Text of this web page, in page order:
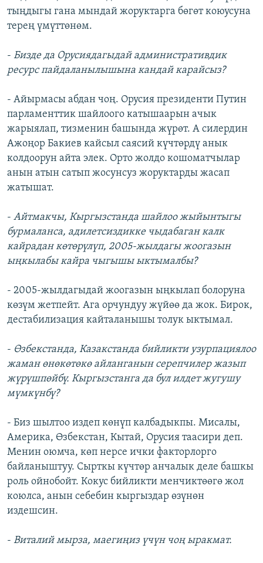
тыңдыгы гана мындай жоруктарга бөгөт коюусуна
терең үмүттөнөм.
- Бизде да Орусиядагыдай административдик
ресурс пайдаланылышына кандай карайсыз?
- Айырмасы абдан чоң. Орусия президенти Путин
парламенттик шайлоого катышаарын ачык
жарыялап, тизменин башында жүрөт. А силердин
Ажоңор Бакиев кайсыл саясий күчтөрдү анык
колдоорун айта элек. Орто жолдо кошоматчылар
анын атын сатып жосунсуз жоруктарды жасап
жатышат.
- Айтмакчы, Кыргызстанда шайлоо жыйынтыгы
бурмаланса, адилетсиздикке чыдабаган калк
кайрадан көтөрүлүп, 2005-жылдагы жоогазын
ыңкылабы кайра чыгышы ыктымалбы?
- 2005-жылдагыдай жоогазын ыңкылап болоруна
көзүм жетпейт. Ага орчундуу жүйөө да жок. Бирок,
дестабилизация кайталанышы толук ыктымал.
- Өзбекстанда, Казакстанда бийликти узурпациялоо
жаман өнөкөтөкө айланганын серепчилер жазып
жүрүшпөйбү. Кыргызстанга да бул илдет жугушу
мүмкүнбү?
- Биз шылтоо издеп көнүп калбадыкпы. Мисалы,
Америка, Өзбекстан, Кытай, Орусия таасири деп.
Менин оюмча, көп нерсе ички факторлорго
байланыштуу. Сырткы күчтөр анчалык деле башкы
роль ойнобойт. Кокус бийликти менчиктөөгө жол
коюлса, анын себебин кыргыздар өзүнөн
издешсин.
- Виталий мырза, маегиңиз үчүн чоң ыракмат.